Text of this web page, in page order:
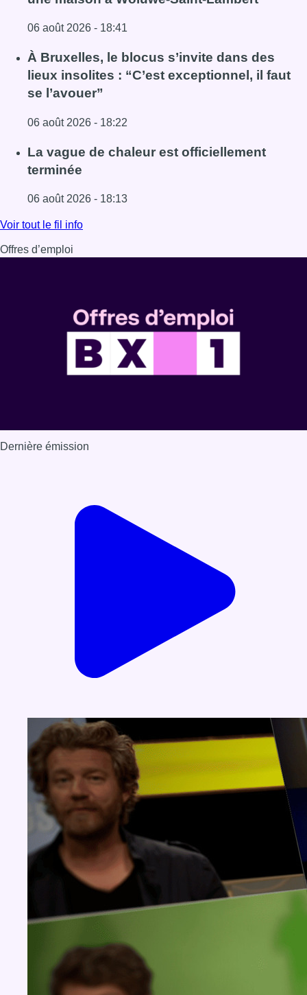
06 août 2026 - 18:41
Lire l'article Une explosion provoque un incendie dans
À Bruxelles, le blocus s’invite dans des
lieux insolites : “C’est exceptionnel, il faut
se l’avouer”
06 août 2026 - 18:22
Lire l'article À Bruxelles, le blocus s’invite dans des lieux
La vague de chaleur est officiellement
terminée
06 août 2026 - 18:13
Lire l'article La vague de chaleur est officiellement
Voir tout le fil info
Offres d’emploi
Dernière émission